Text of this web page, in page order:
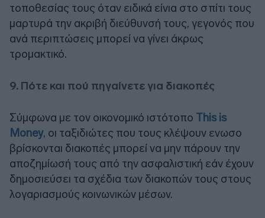
τοποθεσίας τους όταν ειδικά είνια στο σπίτι τους
μαρτυρά την ακριβή διεύθυνσή τους, γεγονός που
ανά περιπτώσεις μπορεί να γίνει άκρως
τρομακτικό.
9. Πότε και πού πηγαίνετε για διακοπές
Σύμφωνα με τον οικονομικό ιστότοπο This is
Money, οι ταξιδιώτες που τους κλέψουν ενωσο
βρίσκονται διακοπές μπορεί να μην πάρουν την
αποζημίωσή τους από την ασφαλιστική εάν έχουν
δημοσιεύσει τα σχέδια των διακοπών τους στους
λογαριασμούς κοινωνικών μέσων.